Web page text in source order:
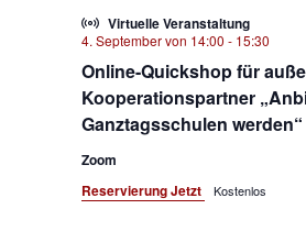
Online-Quickshop für
Kooperationspartner
Ganztagsschulen werden“
4. September von 14:00 - 15:30
Zoom
Virtuelle Veranstaltung
Reservierung Jetzt Kostenlos